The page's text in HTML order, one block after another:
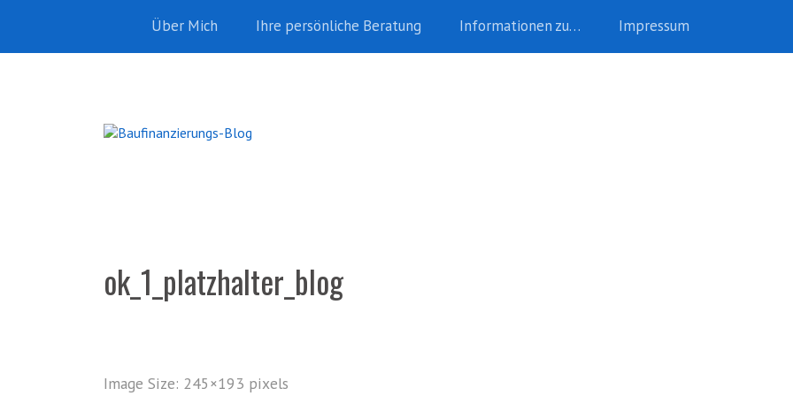
Über Mich Ihre persönliche Beratung Informationen zu… Impressum
ok_1_platzhalter_blog
Image Size: 245×193 pixels